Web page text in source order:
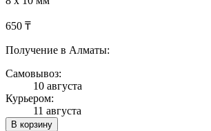
650 ₸
Получение в Алматы:
Самовывоз:
10 августа
Курьером:
11 августа
В корзину